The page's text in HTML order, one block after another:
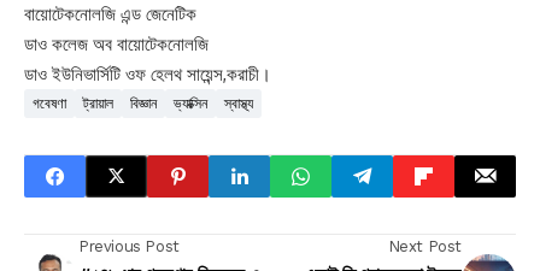
বায়োটেকনোলজি এন্ড জেনেটিক
ডাও কলেজ অব বায়োটেকনোলজি
ডাও ইউনিভার্সিটি ওফ হেলথ সায়েন্স,করাচী।
গবেষণা ট্রায়াল বিজ্ঞান ভ্যাক্সিন স্বাস্থ্য
Previous Post Next Post